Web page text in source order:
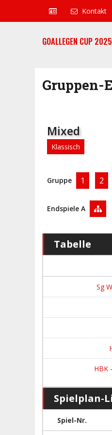
Kontakt
GOALLEGEN CUP
Gruppen-
Mixed
Klassisch
Gruppe 1 2
Endspiele A
Tabelle
Sg
HBK
Spielplan-
Spiel-Nr.